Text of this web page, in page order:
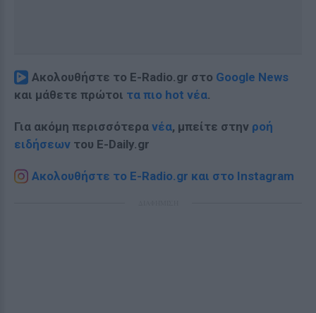
Ακολουθήστε το E-Radio.gr στο Google News
και μάθετε πρώτοι τα πιο hot νέα.
Για ακόμη περισσότερα νέα, μπείτε στην ροή
ειδήσεων του E-Daily.gr
Ακολουθήστε το E-Radio.gr και στο Instagram